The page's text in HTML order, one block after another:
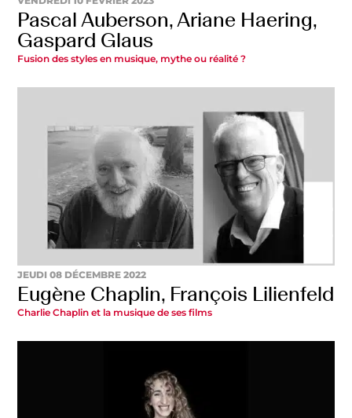
Pascal Auberson, Ariane Haering,
Gaspard Glaus
Fusion des styles en musique, mythe ou réalité ?
JEUDI 08 DÉCEMBRE 2022
Eugène Chaplin, François Lilienfeld
Charlie Chaplin et la musique de ses films